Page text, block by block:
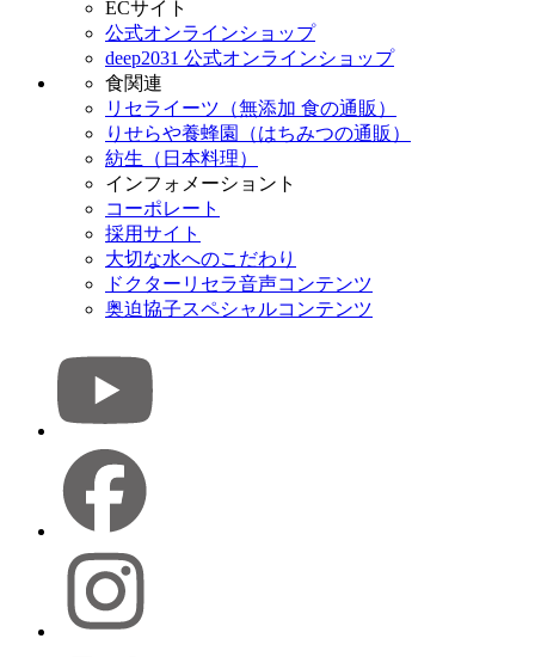
ECサイト
公式オンラインショップ
deep2031 公式オンラインショップ
食関連
リセライーツ（無添加 食の通販）
りせらや養蜂園（はちみつの通販）
紡生（日本料理）
インフォメーショント
コーポレート
採用サイト
大切な水へのこだわり
ドクターリセラ音声コンテンツ
奥迫協子スペシャルコンテンツ